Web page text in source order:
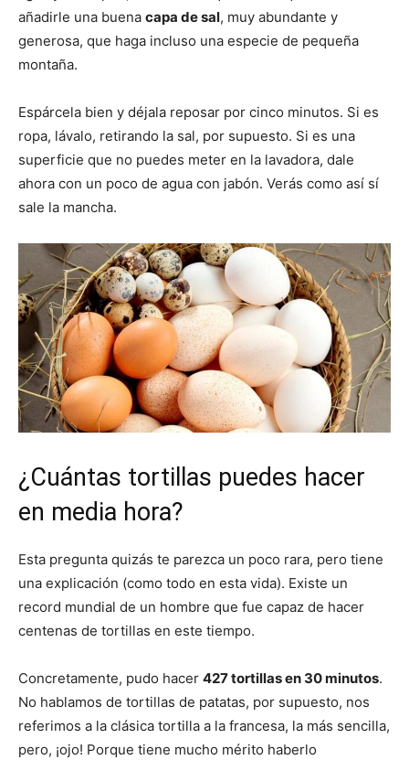
añadirle una buena capa de sal, muy abundante y
generosa, que haga incluso una especie de pequeña
montaña.
Espárcela bien y déjala reposar por cinco minutos. Si es
ropa, lávalo, retirando la sal, por supuesto. Si es una
superficie que no puedes meter en la lavadora, dale
ahora con un poco de agua con jabón. Verás como así sí
sale la mancha.
¿Cuántas tortillas puedes hacer
en media hora?
Esta pregunta quizás te parezca un poco rara, pero tiene
una explicación (como todo en esta vida). Existe un
record mundial de un hombre que fue capaz de hacer
centenas de tortillas en este tiempo.
Concretamente, pudo hacer 427 tortillas en 30 minutos.
No hablamos de tortillas de patatas, por supuesto, nos
referimos a la clásica tortilla a la francesa, la más sencilla,
pero, ¡ojo! Porque tiene mucho mérito haberlo